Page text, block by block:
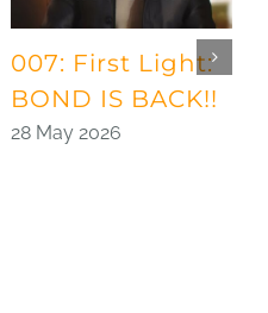
007: First Light:
BOND IS BACK!!
28 May 2026